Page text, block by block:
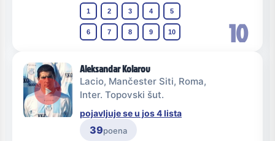
10
1 2 3 4 5
6 7 8 9 10
Aleksandar Kolarov
Lacio, Mančester Siti, Roma,
Inter. Topovski šut.
pojavljuje se u jos 4 lista
39poena